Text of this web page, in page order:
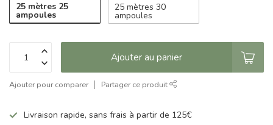
25 mètres 25
ampoules
25 mètres 30
ampoules
Ajouter au panier
Ajouter pour comparer Partager ce produit
Livraison rapide, sans frais à partir de 125€